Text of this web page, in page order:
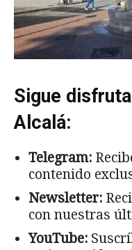
Sigue
Alcalá:
Telegram:
contenido
Newsletter:
con nuestras
YouTube: